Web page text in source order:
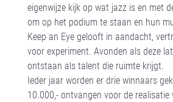
eigenwijze kijk op wat jazz is en met
om op het podium te staan en hun
Keep an Eye gelooft in aandacht,
voor experiment. Avonden als deze
ontstaan als talent die ruimte krijgt.
Ieder jaar worden er drie winnaars
10.000,- ontvangen voor de realisatie